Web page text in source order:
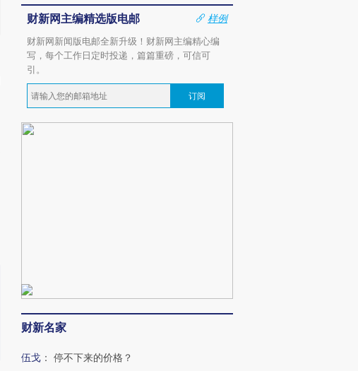
财新网主编精选版电邮
样例
财新网新闻版电邮全新升级！财新网主编精心编
写，每个工作日定时投递，篇篇重磅，可信可
引。
订阅
财新名家
伍戈 ： 停不下来的价格？